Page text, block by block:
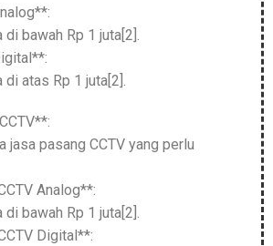
bawah Rp 1 juta[2].
atas Rp 1 juta[2].
jasa pasang CCTV yang perlu
Analog**:
bawah Rp 1 juta[2].
Digital**: